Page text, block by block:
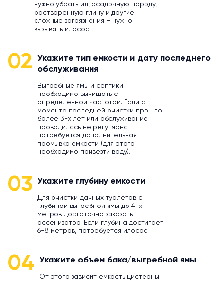
нужно убрать ил, осадочную породу,
растворенную глину и другие
сложные загрязнения – нужно
вызывать илосос.
02
Укажите тип емкости и дату последнего
обслуживания
Выгребные ямы и септики
необходимо вычищать с
определенной частотой. Если с
момента последней очистки прошло
более 3-х лет или обслуживание
проводилось не регулярно –
потребуется дополнительная
промывка емкости (для этого
необходимо привезти воду).
03 Укажите глубину емкости
Для очистки дачных туалетов с
глубиной выгребной ямы до 4-х
метров достаточно заказать
ассенизатор. Если глубина достигает
6-8 метров, потребуется илосос.
04 Укажите объем бака/выгребной ямы
От этого зависит емкость цистерны